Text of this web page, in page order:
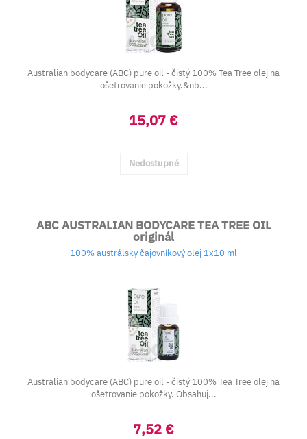
Australian bodycare (ABC) pure oil - čistý 100% Tea Tree olej na
ošetrovanie pokožky.&nb...
15,07 €
Nedostupné
ABC AUSTRALIAN BODYCARE TEA TREE OIL
originál
100% austrálsky čajovníkový olej 1x10 ml
Australian bodycare (ABC) pure oil - čistý 100% Tea Tree olej na
ošetrovanie pokožky. Obsahuj...
7,52 €